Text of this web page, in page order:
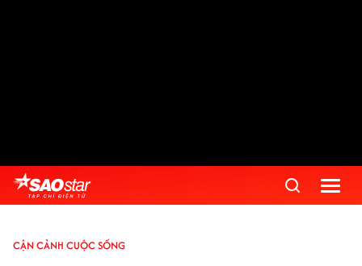
CẬN CẢNH CUỘC SỐNG